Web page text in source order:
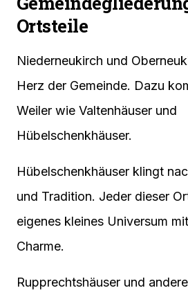
Ortsteile
Niederneukirch und
Herz der Gemeinde. Dazu
Weiler wie Valtenhäuser und
Hübelschenkhäuser.
Hübelschenkhäuser klingt
und Tradition. Jeder dieser
eigenes kleines Universum
Charme.
Rupprechtshäuser und